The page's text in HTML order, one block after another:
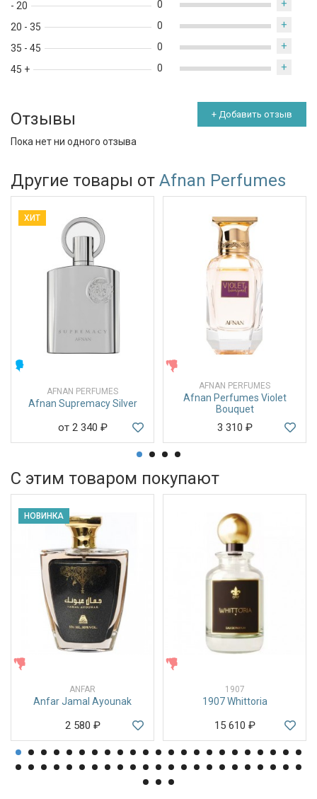
- 20
20 - 35
35 - 45
45 +
0 +
0 +
0 +
0 +
Отзывы + Добавить отзыв
Пока нет ни одного отзыва
Другие товары от Afnan Perfumes
ХИТ
AFNAN PERFUMES
Afnan Supremacy Silver
от 2 340 ₽
AFNAN PERFUMES
Afnan Perfumes Violet
Bouquet
3 310 ₽
С этим товаром покупают
НОВИНКА
ANFAR
Anfar Jamal Ayounak
2 580 ₽
1907
1907 Whittoria
15 610 ₽